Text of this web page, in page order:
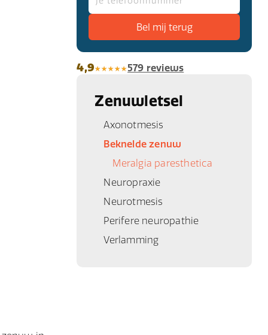
4,9 579 reviews
Zenuwletsel
Axonotmesis
Beknelde zenuw
Meralgia paresthetica
Neuropraxie
Neurotmesis
Perifere neuropathie
Verlamming